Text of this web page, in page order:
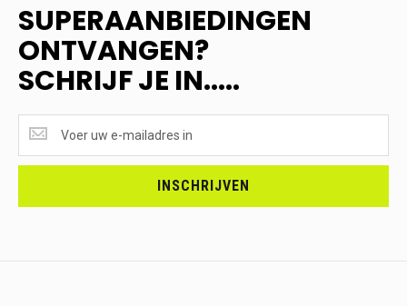
SUPERAANBIEDINGEN
ONTVANGEN?
SCHRIJF JE IN.....
ONTVANGEN?
<br>SCHRIJF
INSCHRIJVEN